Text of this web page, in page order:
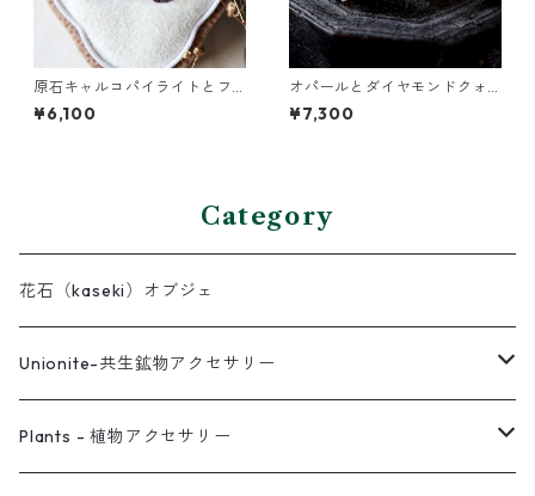
原石キャルコパイライトとフ
ローライトのプチピアス
¥6,100
オパールとダイヤモンドクォ
ーツのピアス
¥7,300
Category
花石（kaseki）オブジェ
Unionite-共生鉱物アクセサリー
ピアス
Plants - 植物アクセサリー